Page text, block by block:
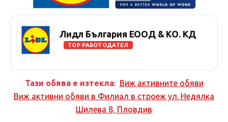
Лидл България ЕООД & КО. КД
TOP РАБОТОДАТЕЛ
Тази обява е изтекла: Виж активните обяви
Виж активни обяви в Филиал в строеж ул. Недялка
Шилева 8, Пловдив